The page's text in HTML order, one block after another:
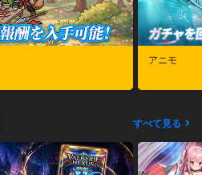
アニモ
すべて見る